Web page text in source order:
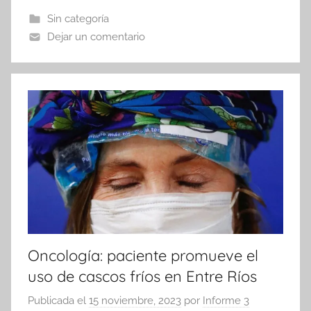
b
o
o
k
A
p
p
tir
Sin categoría
Dejar un comentario
Oncología: paciente promueve el
uso de cascos fríos en Entre Ríos
Publicada el 15 noviembre, 2023 por Informe 3